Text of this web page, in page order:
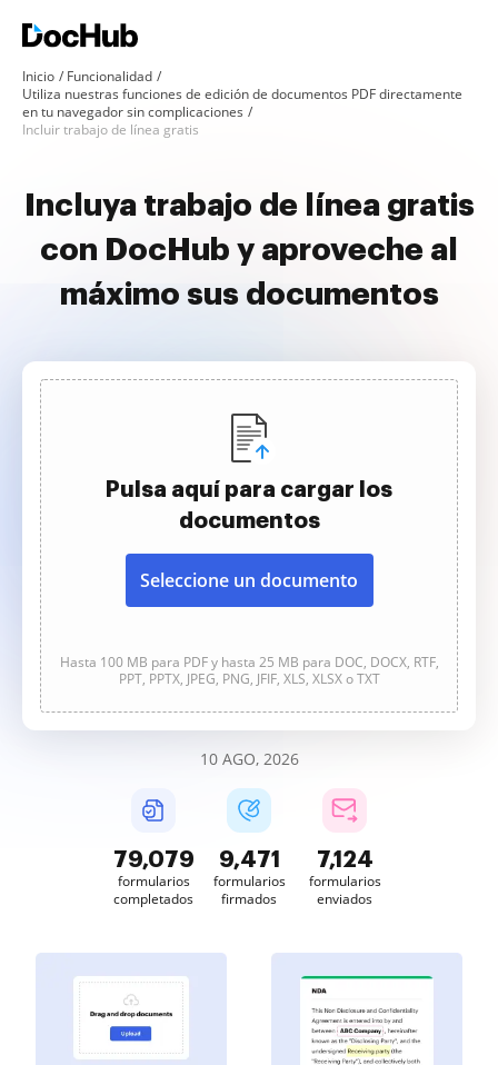
Inicio
Funcionalidad
Utiliza nuestras funciones de edición de documentos PDF directamente
en tu navegador sin complicaciones
Incluir trabajo de línea gratis
Incluya trabajo de línea gratis
con DocHub y aproveche al
máximo sus documentos
Pulsa aquí para cargar los
documentos
Seleccione un documento
Hasta 100 MB para PDF y hasta 25 MB para DOC, DOCX, RTF,
PPT, PPTX, JPEG, PNG, JFIF, XLS, XLSX o TXT
10 AGO, 2026
79,079
formularios
completados
9,471
formularios
firmados
7,124
formularios
enviados